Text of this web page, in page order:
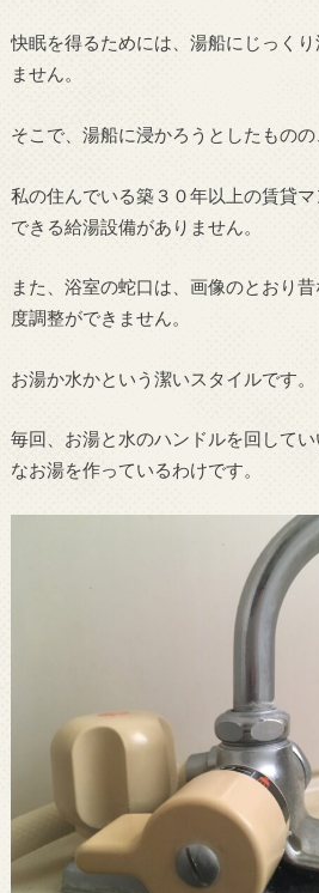
快眠を得るためには、湯船にじっく
ません。
そこで、湯船に浸かろうとしたものの
私の住んでいる築３０年以上の賃貸
できる給湯設備がありません。
また、浴室の蛇口は、画像のとおり
度調整ができません。
お湯か水かという潔いスタイルです。
毎回、お湯と水のハンドルを回して
なお湯を作っているわけです。